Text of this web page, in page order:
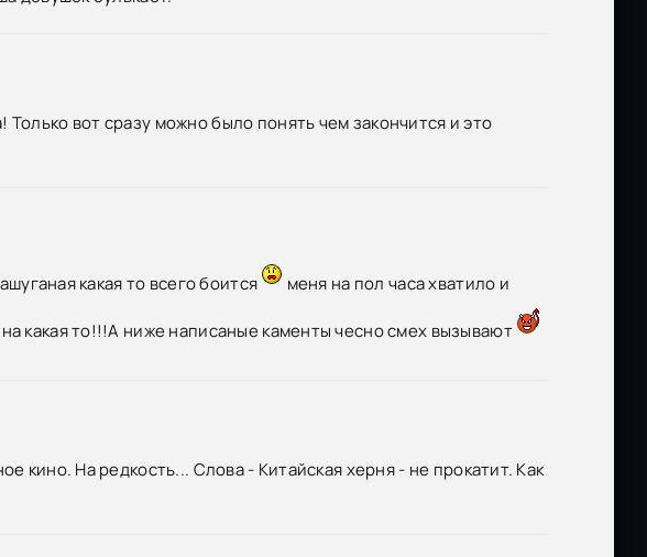
вот сразу можно было понять чем закончится и это
какая то всего боится меня на пол часа хватило и
какая то!!!А ниже написаные каменты чесно смех вызывают
На редкость... Слова - Китайская херня - не прокатит. Как